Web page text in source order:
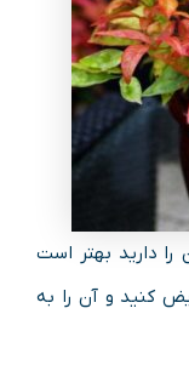
دارید بهتر است
تعویض کنید و آن را به